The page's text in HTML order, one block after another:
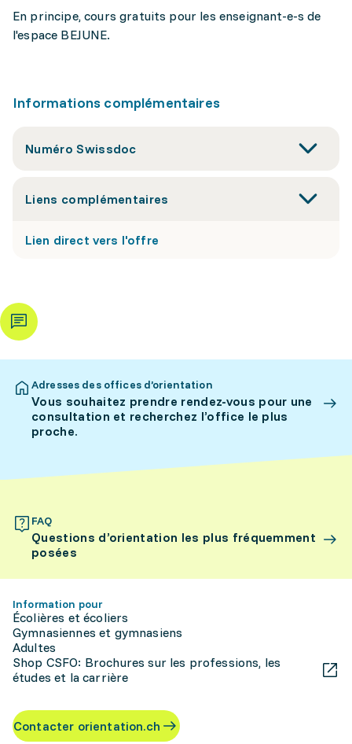
En principe, cours gratuits pour les enseignant-e-s de
l'espace BEJUNE.
Informations complémentaires
Numéro Swissdoc
Liens complémentaires
Lien direct vers l'offre
Adresses des offices d’orientation
Vous souhaitez prendre rendez-vous pour une
consultation et recherchez l’office le plus
proche.
FAQ
Questions d’orientation les plus fréquemment
posées
Information pour
Écolières et écoliers
Gymnasiennes et gymnasiens
Adultes
Shop CSFO: Brochures sur les professions, les
études et la carrière
Contacter orientation.ch